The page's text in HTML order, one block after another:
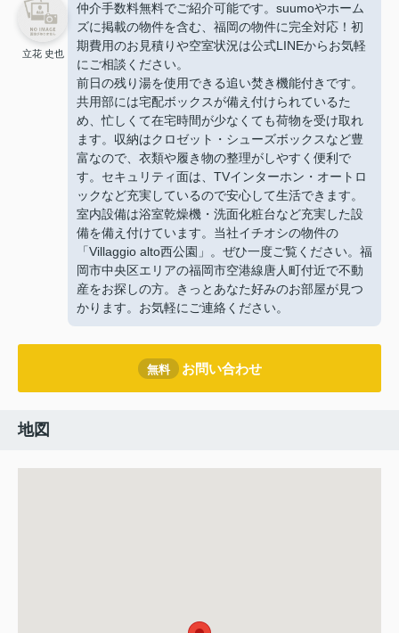
立花 史也
仲介手数料無料でご紹介可能です。suumoやホーム
ズに掲載の物件を含む、福岡の物件に完全対応！初
期費用のお見積りや空室状況は公式LINEからお気軽
にご相談ください。
前日の残り湯を使用できる追い焚き機能付きです。
共用部には宅配ボックスが備え付けられているた
め、忙しくて在宅時間が少なくても荷物を受け取れ
ます。収納はクロゼット・シューズボックスなど豊
富なので、衣類や履き物の整理がしやすく便利で
す。セキュリティ面は、TVインターホン・オートロ
ックなど充実しているので安心して生活できます。
室内設備は浴室乾燥機・洗面化粧台など充実した設
備を備え付けています。当社イチオシの物件の
「Villaggio alto西公園」。ぜひ一度ご覧ください。福
岡市中央区エリアの福岡市空港線唐人町付近で不動
産をお探しの方。きっとあなた好みのお部屋が見つ
かります。お気軽にご連絡ください。
無料 お問い合わせ
地図